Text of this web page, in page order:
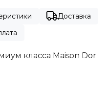
Доставка
класса Maison Dor